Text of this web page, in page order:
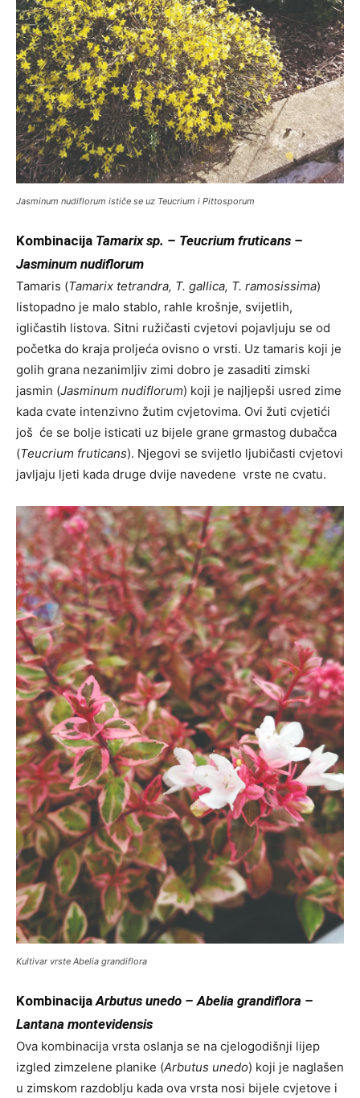
Jasminum nudiflorum ističe se uz Teucrium i Pittosporum
Kombinacija Tamarix sp. – Teucrium fruticans –
Jasminum nudiflorum
Tamaris (Tamarix tetrandra, T. gallica, T. ramosissima)
listopadno je malo stablo, rahle krošnje, svijetlih,
igličastih listova. Sitni ružičasti cvjetovi pojavljuju se od
početka do kraja proljeća ovisno o vrsti. Uz tamaris koji je
golih grana nezanimljiv zimi dobro je zasaditi zimski
jasmin (Jasminum nudiflorum) koji je najljepši usred zime
kada cvate intenzivno žutim cvjetovima. Ovi žuti cvjetići
još će se bolje isticati uz bijele grane grmastog dubačca
(Teucrium fruticans). Njegovi se svijetlo ljubičasti cvjetovi
javljaju ljeti kada druge dvije navedene vrste ne cvatu.
Kultivar vrste Abelia grandiflora
Kombinacija Arbutus unedo – Abelia grandiflora –
Lantana montevidensis
Ova kombinacija vrsta oslanja se na cjelogodišnji lijep
izgled zimzelene planike (Arbutus unedo) koji je naglašen
u zimskom razdoblju kada ova vrsta nosi bijele cvjetove i